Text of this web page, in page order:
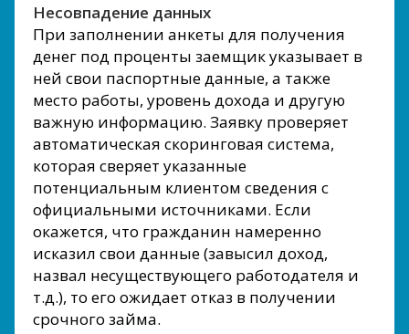
Несовпадение данных
При заполнении анкеты для получения
денег под проценты заемщик указывает в
ней свои паспортные данные, а также
место работы, уровень дохода и другую
важную информацию. Заявку проверяет
автоматическая скоринговая система,
которая сверяет указанные
потенциальным клиентом сведения с
официальными источниками. Если
окажется, что гражданин намеренно
исказил свои данные (завысил доход,
назвал несуществующего работодателя и
т.д.), то его ожидает отказ в получении
срочного займа.